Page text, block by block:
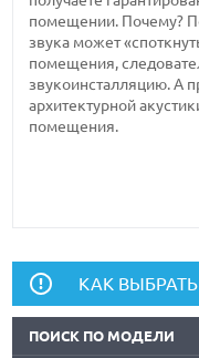
помещении. Почему?
звука может
помещения,
звукоинсталляцию. А
архитектурной
помещения.
КАК
ПОИСК ПО МОДЕЛИ